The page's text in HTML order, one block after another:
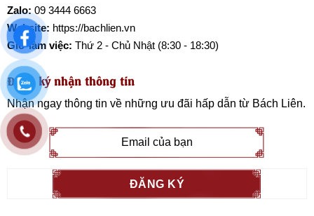
Zalo: 09 3444 6663
Website: https://bachlien.vn
Giờ làm việc: Thứ 2 - Chủ Nhật (8:30 - 18:30)
Đăng ký nhận thông tin
Nhận ngay thông tin về những ưu đãi hấp dẫn từ Bách Liên.